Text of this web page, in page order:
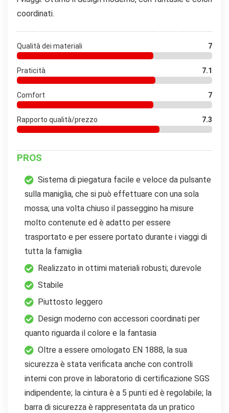
coordinati.
Qualità dei materiali 7
Praticità 7.1
Comfort 7
Rapporto qualità/prezzo 7.3
PROS
Sistema di piegatura facile e veloce da pulsante
sulla maniglia, che si può effettuare con una sola
mossa; una volta chiuso il passeggino ha misure
molto contenute ed è adatto per essere
trasportato e per essere portato durante i viaggi di
tutta la famiglia
Realizzato in ottimi materiali robusti; durevole
Stabile
Piuttosto leggero
Design moderno con accessori coordinati per
quanto riguarda il colore e la fantasia
Oltre a essere omologato EN 1888, la sua
sicurezza è stata verificata anche con controlli
interni con prove in laboratorio di certificazione SGS
indipendente; la cintura è a 5 punti ed è regolabile; la
barra di sicurezza è rappresentata da un pratico